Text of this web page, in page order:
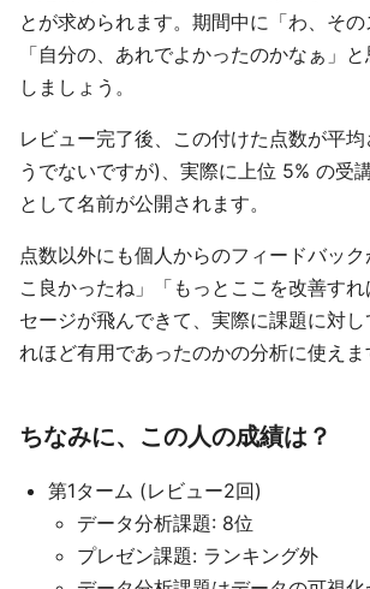
とが求められます。期間中に「わ、その
「自分の、あれでよかったのかなぁ」
しましょう。
レビュー完了後、この付けた点数が平
うでないですが)、実際に上位 5% の受
として名前が公開されます。
点数以外にも個人からのフィードバッ
こ良かったね」「もっとここを改善す
セージが飛んできて、実際に課題に対
れほど有用であったのかの分析に使えま
ちなみに、この人の成績は？
第1ターム (レビュー2回)
データ分析課題: 8位
プレゼン課題: ランキング外